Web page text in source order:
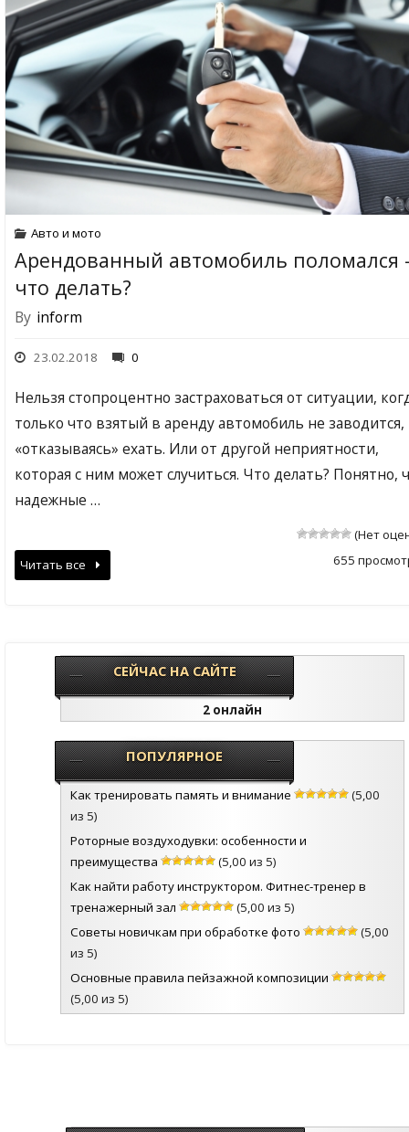
Авто и мото
Арендованный автомобиль поломался
что делать?
By inform
23.02.2018 0
Нельзя стопроцентно застраховаться от ситуации,
только что взятый в аренду автомобиль не заводится,
«отказываясь» ехать. Или от другой неприятности,
которая с ним может случиться. Что делать? Понятно,
надежные …
(Нет
655
Читать все
СЕЙЧАС НА САЙТЕ
2 онлайн
ПОПУЛЯРНОЕ
Как тренировать память и внимание
(5,00
из 5)
Роторные воздуходувки: особенности и
преимущества
(5,00 из 5)
Как найти работу инструктором. Фитнес-тренер в
тренажерный зал
(5,00 из 5)
Советы новичкам при обработке фото
(5,00
из 5)
Основные правила пейзажной композиции
(5,00 из 5)